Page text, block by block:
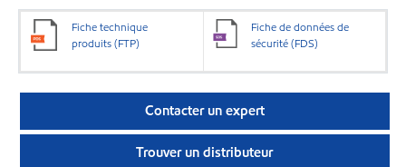
Fiche technique
produits (FTP)
Fiche de données de
sécurité (FDS)
Contacter un expert
Trouver un distributeur